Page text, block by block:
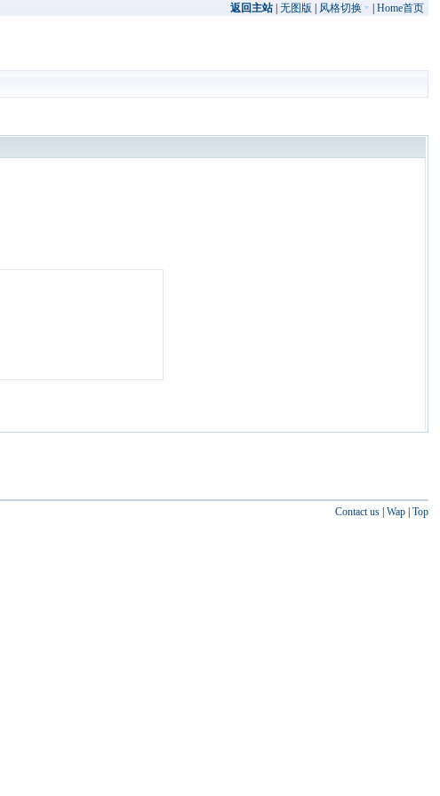
返回主站| 无图版 风格切换 Home首页
Contact us| Wap| Top